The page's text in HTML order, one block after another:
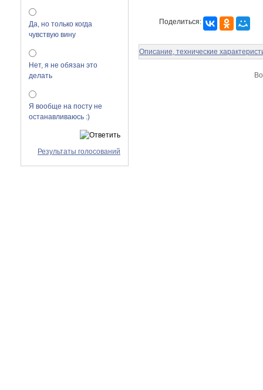
Да, но только когда
чувствую вину
Нет, я не обязан это
делать
Я вообще на посту не
останавливаюсь :)
Результаты голосований
Поделиться:
Описание, технические